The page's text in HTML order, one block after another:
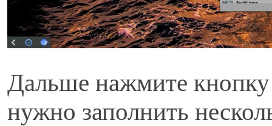
Дальше нажмите
нужно заполнить